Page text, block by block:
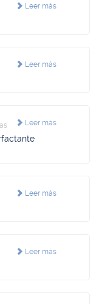
Leer más
Leer más
Leer más
Leer más
Leer más